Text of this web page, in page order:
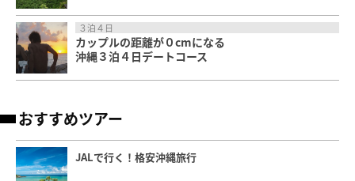
３泊４日
カップルの距離が０cmになる
沖縄３泊４日デートコース
おすすめツアー
JALで行く！格安沖縄旅行